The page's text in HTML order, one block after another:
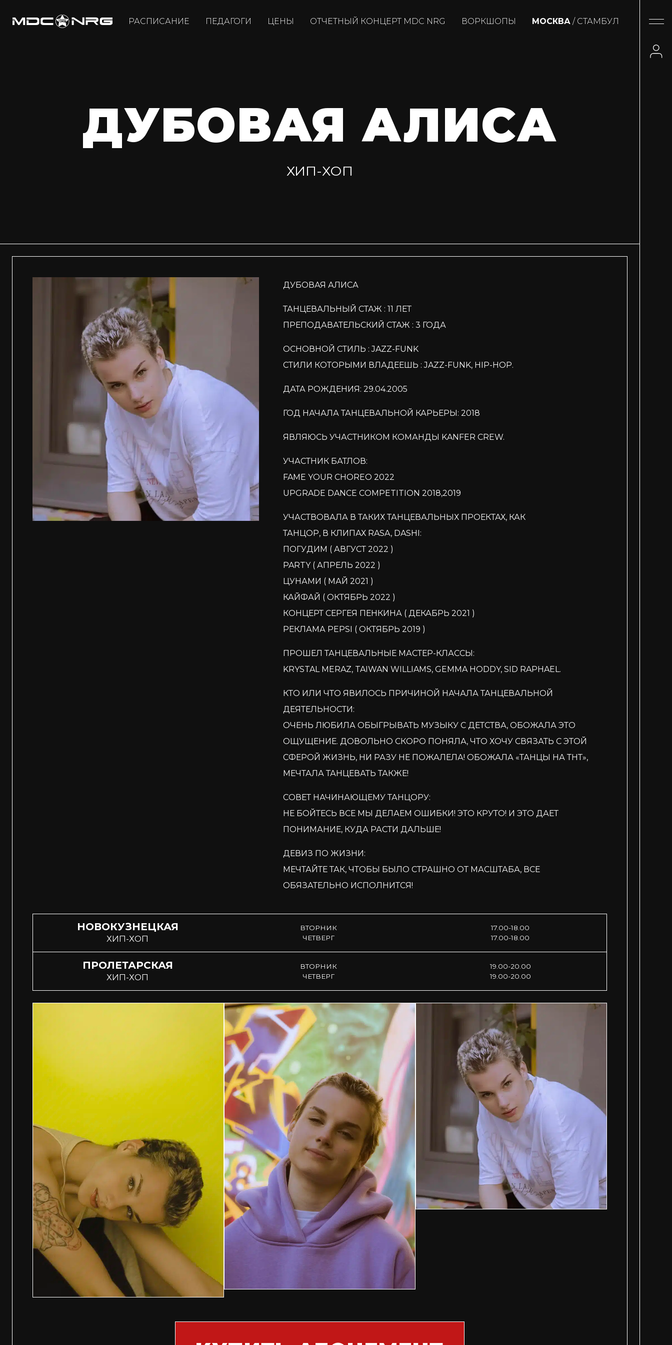
РАСПИСАНИЕ ПЕДАГОГИ ЦЕНЫ ОТЧЕТНЫЙ КОНЦЕРТ MDC NRG ВОРКШОПЫ МОСКВА / СТАМБУЛ
ДУБОВАЯ АЛИСА
ХИП-ХОП
ДУБОВАЯ АЛИСА
ТАНЦЕВАЛЬНЫЙ СТАЖ : 11 ЛЕТ
ПРЕПОДАВАТЕЛЬСКИЙ СТАЖ : 3 ГОДА
ОСНОВНОЙ СТИЛЬ : JAZZ-FUNK
СТИЛИ КОТОРЫМИ ВЛАДЕЕШЬ : JAZZ-FUNK, HIP-HOP.
ДАТА РОЖДЕНИЯ: 29.04.2005
ГОД НАЧАЛА ТАНЦЕВАЛЬНОЙ КАРЬЕРЫ: 2018
ЯВЛЯЮСЬ УЧАСТНИКОМ КОМАНДЫ KANFER CREW.
УЧАСТНИК БАТЛОВ:
FAME YOUR CHOREO 2022
UPGRADE DANCE COMPETITION 2018,2019
УЧАСТВОВАЛА В ТАКИХ ТАНЦЕВАЛЬНЫХ ПРОЕКТАХ, КАК
ТАНЦОР, В КЛИПАХ RASA, DASHI:
ПОГУДИМ ( АВГУСТ 2022 )
PARTY ( АПРЕЛЬ 2022 )
ЦУНАМИ ( МАЙ 2021 )
КАЙФАЙ ( ОКТЯБРЬ 2022 )
КОНЦЕРТ СЕРГЕЯ ПЕНКИНА ( ДЕКАБРЬ 2021 )
РЕКЛАМА PEPSI ( ОКТЯБРЬ 2019 )
ПРОШЕЛ ТАНЦЕВАЛЬНЫЕ МАСТЕР-КЛАССЫ:
KRYSTAL MERAZ, TAIWAN WILLIAMS, GEMMA HODDY, SID RAPHAEL.
КТО ИЛИ ЧТО ЯВИЛОСЬ ПРИЧИНОЙ НАЧАЛА ТАНЦЕВАЛЬНОЙ
ДЕЯТЕЛЬНОСТИ:
ОЧЕНЬ ЛЮБИЛА ОБЫГРЫВАТЬ МУЗЫКУ С ДЕТСТВА, ОБОЖАЛА ЭТО
ОЩУЩЕНИЕ. ДОВОЛЬНО СКОРО ПОНЯЛА, ЧТО ХОЧУ СВЯЗАТЬ С ЭТОЙ
СФЕРОЙ ЖИЗНЬ, НИ РАЗУ НЕ ПОЖАЛЕЛА! ОБОЖАЛА «ТАНЦЫ НА ТНТ»,
МЕЧТАЛА ТАНЦЕВАТЬ ТАКЖЕ!
СОВЕТ НАЧИНАЮЩЕМУ ТАНЦОРУ:
НЕ БОЙТЕСЬ ВСЕ МЫ ДЕЛАЕМ ОШИБКИ! ЭТО КРУТО! И ЭТО ДАЕТ
ПОНИМАНИЕ, КУДА РАСТИ ДАЛЬШЕ!
ДЕВИЗ ПО ЖИЗНИ:
МЕЧТАЙТЕ ТАК, ЧТОБЫ БЫЛО СТРАШНО ОТ МАСШТАБА, ВСЕ
ОБЯЗАТЕЛЬНО ИСПОЛНИТСЯ!
НОВОКУЗНЕЦКАЯ
ХИП-ХОП
ВТОРНИК
ЧЕТВЕРГ
17.00-18.00
17.00-18.00
ПРОЛЕТАРСКАЯ
ХИП-ХОП
ВТОРНИК
ЧЕТВЕРГ
19.00-20.00
19.00-20.00